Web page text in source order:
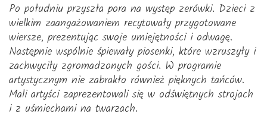
Po południu przyszła pora na występ zerówki. Dzieci z
wielkim zaangażowaniem recytowały przygotowane
wiersze, prezentując swoje umiejętności i odwagę.
Następnie wspólnie śpiewały piosenki, które wzruszyły i
zachwyciły zgromadzonych gości. W programie
artystycznym nie zabrakło również pięknych tańców.
Mali artyści zaprezentowali się w odświętnych strojach
i z uśmiechami na twarzach.